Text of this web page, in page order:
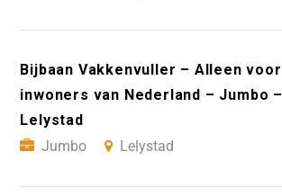
Bijbaan Vakkenvuller – Alleen voor
inwoners van Nederland – Jumbo –
Lelystad
Jumbo
Lelystad